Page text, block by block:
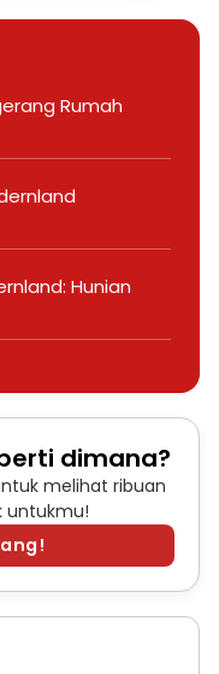
Rumah
Hunian
dimana?
melihat ribuan
untukmu!